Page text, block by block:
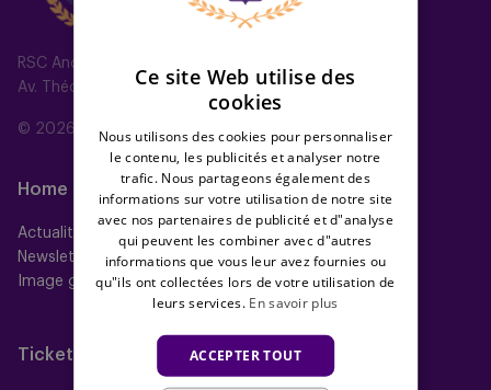
RSC Anderlecht
Av. Théo Verbeeck 2, 1070 Anderlecht, Belgium
© 2026 RSC Anderlecht
Home
Actualités
Newsletter
Image gallery
Équipes
Équipe première
Futures
Women
Neerpede
Tickets Memberships
Ce site Web utilise des
cookies
Nous utilisons des cookies pour personnaliser
le contenu, les publicités et analyser notre
trafic. Nous partageons également des
informations sur votre utilisation de notre site
avec nos partenaires de publicité et d"analyse
qui peuvent les combiner avec d"autres
informations que vous leur avez fournies ou
qu"ils ont collectées lors de votre utilisation de
leurs services. En savoir plus
ACCEPTER TOUT